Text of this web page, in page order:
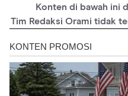
https://www.imdb.com/
https://www.vidio.com/
coming/1260063383
https://www.youtube.com/
https://www.youtube.com/
https://www.imdb.com/
Konten di bawah ini
Tim Redaksi Orami tidak